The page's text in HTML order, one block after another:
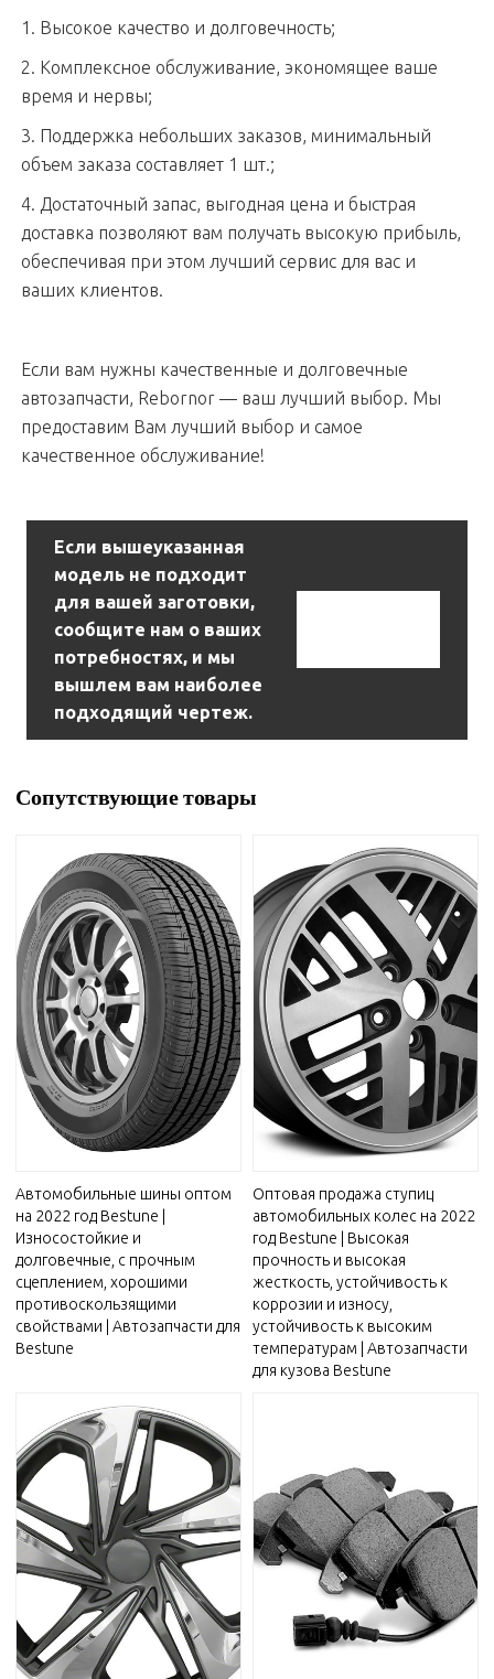
1. Высокое качество и долговечность;
2. Комплексное обслуживание, экономящее ваше
время и нервы;
3. Поддержка небольших заказов, минимальный
объем заказа составляет 1 шт.;
4. Достаточный запас, выгодная цена и быстрая
доставка позволяют вам получать высокую прибыль,
обеспечивая при этом лучший сервис для вас и
ваших клиентов.
Если вам нужны качественные и долговечные
автозапчасти, Rebornor — ваш лучший выбор. Мы
предоставим Вам лучший выбор и самое
качественное обслуживание!
Если вышеуказанная
модель не подходит
для вашей заготовки,
сообщите нам о ваших
потребностях, и мы
вышлем вам наиболее
подходящий чертеж.
Сопутствующие товары
Автомобильные шины оптом
на 2022 год Bestune |
Износостойкие и
долговечные, с прочным
сцеплением, хорошими
противоскользящими
свойствами | Автозапчасти для
Bestune
Оптовая продажа ступиц
автомобильных колес на 2022
год Bestune | Высокая
прочность и высокая
жесткость, устойчивость к
коррозии и износу,
устойчивость к высоким
температурам | Автозапчасти
для кузова Bestune